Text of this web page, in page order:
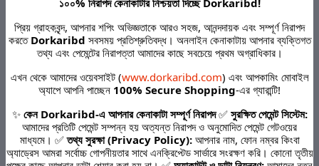
Top Selling Products
Hair Bleach 30 ml liquid 15 g salt
Other Questions
No none asked to seller yet
১০০% নিরাপদ কেনাকাটার নিশ্চয়তা দিচ্ছে Dorkaribd!
প্রিয় গ্রাহকবৃন্দ, আপনার শপিং অভিজ্ঞতাকে আরও সহজ, আনন্দদায়ক এবং সম্পূর্ণ নিরাপদ
করতে Dorkaribd সবসময় প্রতিশ্রুতিবদ্ধ। অনলাইন কেনাকাটায় আপনার ব্যক্তিগত
তথ্য এবং পেমেন্টের নিরাপত্তা আমাদের কাছে সবচেয়ে প্রথম অগ্রাধিকার।
এখন থেকে আমাদের ওয়েবসাইট (www.dorkaribd.com) এবং আপকামিং মোবাইল
অ্যাপে আপনি পাচ্ছেন 100% Secure Shopping-এর গ্যারান্টি!
✨ কেন Dorkaribd-এ আপনার কেনাকাটা সম্পূর্ণ নিরাপদ✅ সুরক্ষিত পেমেন্ট সিস্টেম:
আমাদের প্রতিটি পেমেন্ট সম্পন্ন হয় অত্যন্ত নিরাপদ ও অনুমোদিত পেমেন্ট গেটওয়ের
মাধ্যমে। ✅তথ্য সুরক্ষা (Privacy Policy):আপনার নাম, ফোন নম্বর কিংবা
অ্যাড্রেস আমরা সর্বোচ্চ গোপনীয়তার সাথে এনক্রিপ্টেড সার্ভারে সংরক্ষণ করি। কোনো তৃতীয়